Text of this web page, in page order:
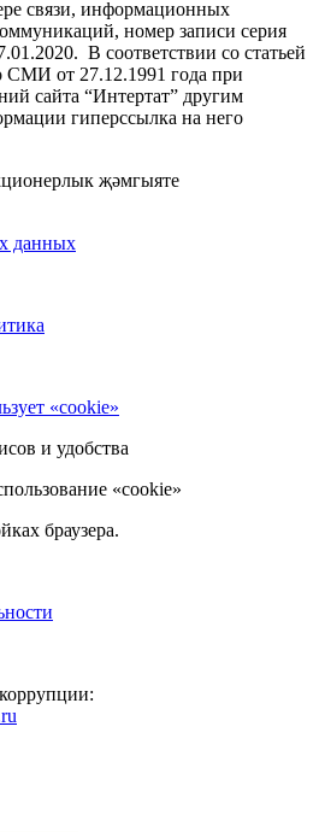
связи, информационных
номер записи серия
В соответствии со статьей
СМИ от 27.12.1991 года при
сайта “Интертат” другим
гиперссылка на него
җәмгыяте
данных
«cookie»
и удобства
«cookie»
браузера.